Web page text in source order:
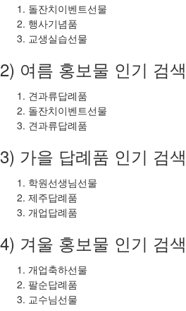
돌잔치이벤트선물
행사기념품
교생실습선물
2) 여름 홍보물 인기 검
견과류답례품
돌잔치이벤트선물
견과류답례품
3) 가을 답례품 인기 검
학원선생님선물
제주답례품
개업답례품
4) 겨울 홍보물 인기 검
개업축하선물
팔순답례품
교수님선물